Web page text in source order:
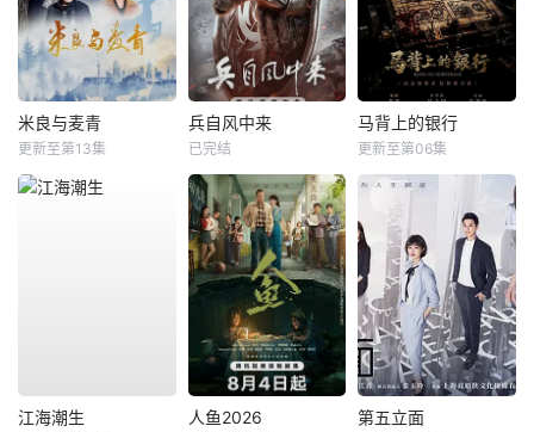
米良与麦青
更新至第13集
兵自风中来
已完结
马背上的银行
更新至第06集
江海潮生 人鱼2026 第五立面